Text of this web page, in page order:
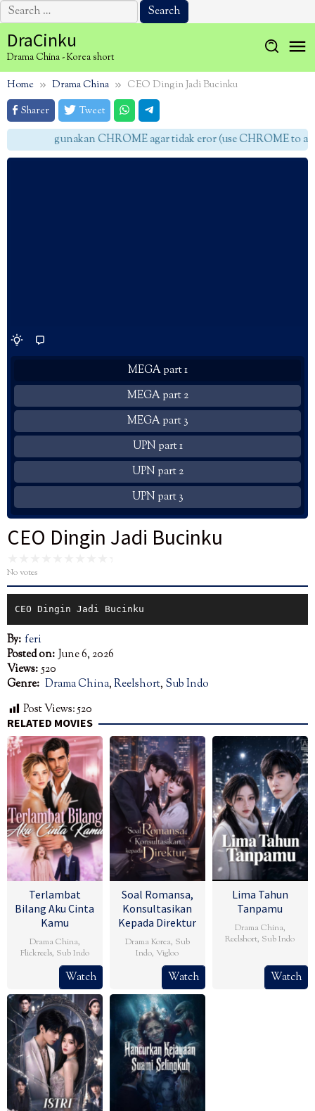
Search
for:
to
content
DraCinku
Drama China - Korea short
Home Drama China
CEO Dingin Jadi Bucinku
Sharer
Tweet
gunakan CHROME agar tidak eror (use CHROME to
MEGA part 1
MEGA part 2
MEGA part 3
UPN part 1
UPN part 2
UPN part 3
CEO Dingin Jadi Bucinku
No votes
CEO Dingin Jadi Bucinku
By: feri
Posted on: June 6, 2026
Views: 520
Genre: Drama China,Reelshort, Sub Indo
Post Views:520
RELATED MOVIES
Terlambat
Bilang Aku Cinta
Kamu
Drama China,
Flickreels, Sub Indo
Watch
Soal Romansa,
Konsultasikan
Kepada Direktur
Drama Korea, Sub
Indo,Vigloo
Watch
Lima Tahun
Tanpamu
Drama China,
Reelshort, Sub Indo
Watch